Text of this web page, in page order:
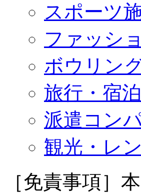
スポーツ
ファッシ
ボウリン
旅行・宿泊
派遣コン
観光・レ
［免責事項］